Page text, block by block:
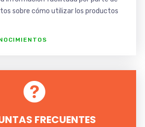
sobre cómo utilizar los productos
FRECUENTES